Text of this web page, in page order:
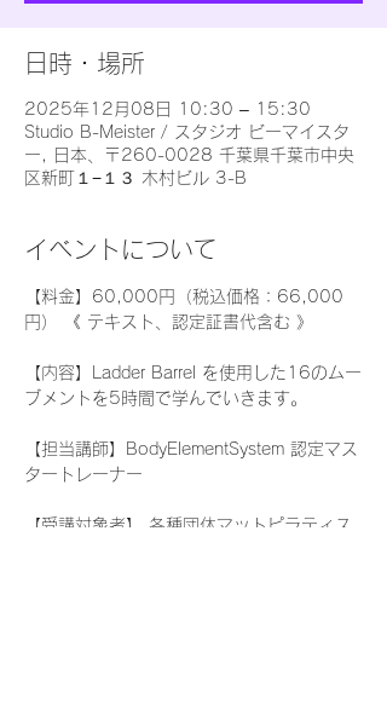
日時・場所
2025年12月08日 10:30 – 15:30
Studio B-Meister / スタジオ ビーマイスタ
ー, 日本、〒260-0028 千葉県千葉市中央
区新町１−１３ 木村ビル 3-B
イベントについて
【料金】60,000円（税込価格：66,000
円） 《 テキスト、認定証書代含む 》
【内容】Ladder Barrel を使用した16のムー
ブメントを5時間で学んでいきます。
【担当講師】BodyElementSystem 認定マス
タートレーナー
【受講対象者】 各種団体マットピラティス